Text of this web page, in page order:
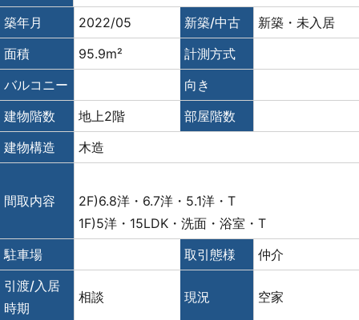
築年月
2022/05 新築/中古
新築・未入居
面積
95.9m²
計測方式
バルコニー
向き
建物階数
地上2階
部屋階数
建物構造
木造
間取内容
2F)6.8洋・6.7洋・5.1洋・T
1F)5洋・15LDK・洗面・浴室・T
駐車場
取引態様
仲介
引渡/入居
時期
相談 現況 空家